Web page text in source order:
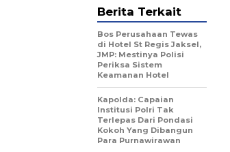
Berita Terkait
Bos Perusahaan Tewas
di Hotel St Regis Jaksel,
JMP: Mestinya Polisi
Periksa Sistem
Keamanan Hotel
Kapolda: Capaian
Institusi Polri Tak
Terlepas Dari Pondasi
Kokoh Yang Dibangun
Para Purnawirawan